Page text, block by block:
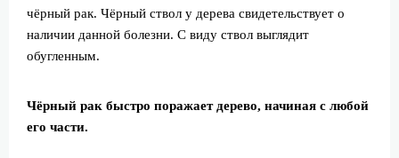
чёрный рак. Чёрный ствол у дерева свидетельствует о
наличии данной болезни. С виду ствол выглядит
обугленным.
Чёрный рак быстро поражает дерево, начиная с любой
его части.